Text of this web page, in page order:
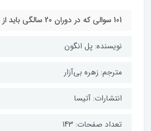
101 سوالی که در دوران 20 سالگی باید از خود بپرسید
نویسنده: پل انگون
مترجم: زهره بی‌آزار
انتشارات: آتیسا
تعداد صفحات: 143